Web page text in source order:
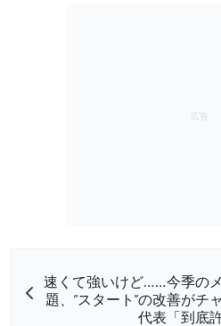
速くて強いけど……今季の
題、”スタート”の改善がチ
代表「到底